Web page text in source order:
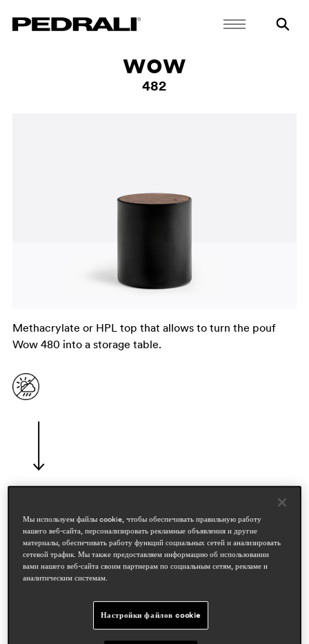
wow
482
Methacrylate or HPL top that allows to turn the pouf
Wow 480 into a storage table.
дизайнеры
claudio dondoli & marco pocci
области
hospitality
workspace & corporate
residential
Мы используем файлы cookie, чтобы обеспечивать правильную работу
нашего веб-сайта, персонализировать рекламные объявления и другие
материалы, обеспечивать работу функций социальных сетей и анализировать
сетевой трафик. Мы также предоставляем информацию об использовании
вами нашего веб-сайта своим партнерам по социальным сетям, рекламе и
аналитическим системам.
Настройки файлов cookie